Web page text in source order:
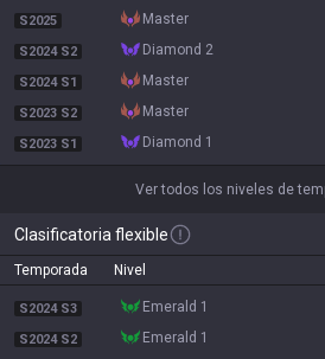
S2025 master
S2024 S2 diamond 2
S2024 S1 master
S2023 S2 master
S2023 S1 diamond 1
Ver todos los niveles de
Clasificatoria flexible
Temporada Nivel
S2024 S3 emerald 1
S2024 S2 emerald 1